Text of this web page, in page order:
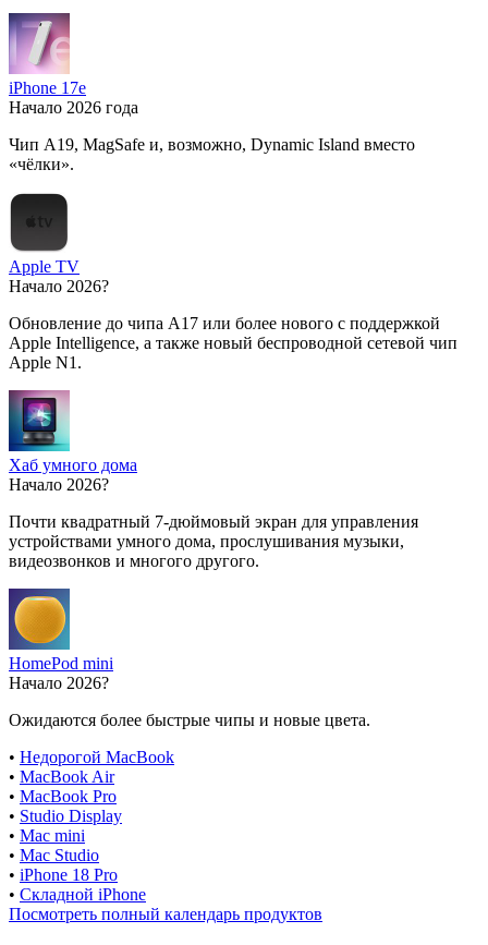
iPhone 17e
Начало 2026 года
Чип A19, MagSafe и, возможно, Dynamic Island вместо
«чёлки».
Apple TV
Начало 2026?
Обновление до чипа A17 или более нового с поддержкой
Apple Intelligence, а также новый беспроводной сетевой чип
Apple N1.
Хаб умного дома
Начало 2026?
Почти квадратный 7-дюймовый экран для управления
устройствами умного дома, прослушивания музыки,
видеозвонков и многого другого.
HomePod mini
Начало 2026?
Ожидаются более быстрые чипы и новые цвета.
• Недорогой MacBook
• MacBook Air
• MacBook Pro
• Studio Display
• Mac mini
• Mac Studio
• iPhone 18 Pro
• Складной iPhone
Посмотреть полный календарь продуктов